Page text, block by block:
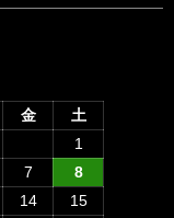
金
土
1
7
8
14
15